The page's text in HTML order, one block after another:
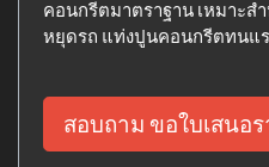
คอนกรีตมาตราฐาน เหมาะส
หยุดรถ แท่งปูนคอนกรีตทนแ
สอบถาม ขอใบเสนอ